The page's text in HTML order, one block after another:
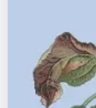
Площадки
Артисты
Рейтинги